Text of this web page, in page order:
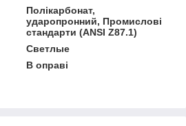
Полікарбонат,
ударопронний, Промислові
стандарти (ANSI Z87.1)
Светлые
В оправі